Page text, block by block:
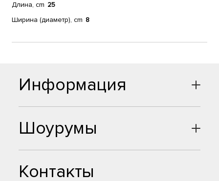
Длина, cm 25
Ширина (диаметр), cm 8
Шоурумы
Контакты
Информация